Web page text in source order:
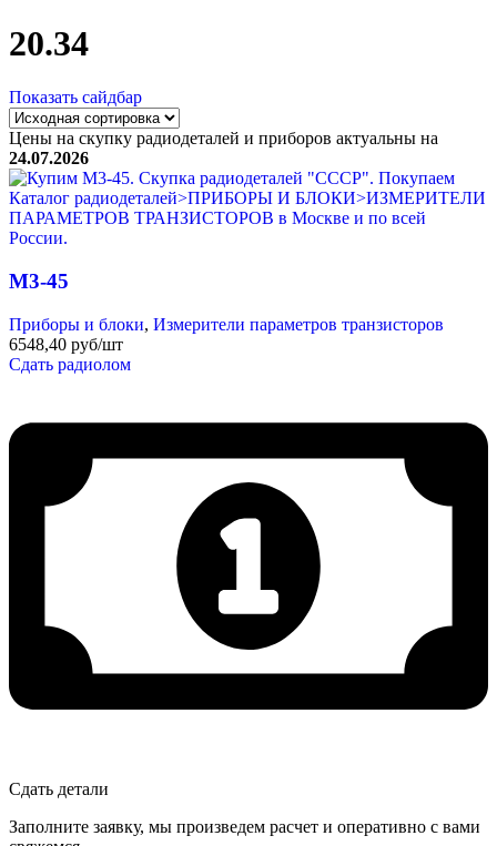
20.34
Показать сайдбар
Цены на скупку радиодеталей и приборов актуальны на
24.07.2026
М3-45
Приборы и блоки, Измерители параметров транзисторов
6548,40 руб/шт
Сдать радиолом
Сдать детали
Заполните заявку, мы произведем расчет и оперативно с вами